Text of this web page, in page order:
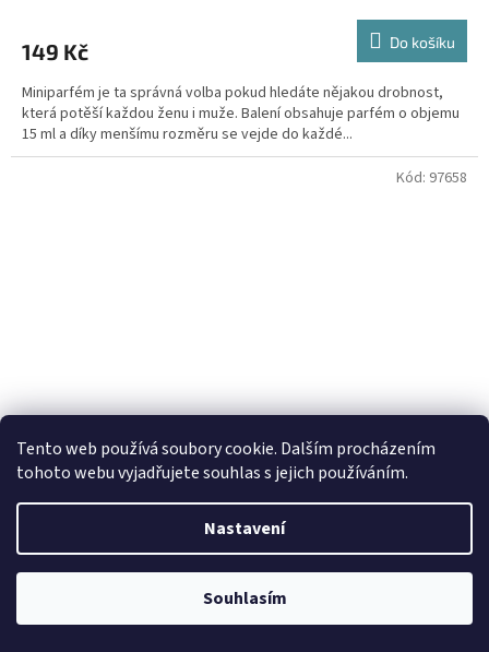
Tento web používá soubory cookie. Dalším procházením
tohoto webu vyjadřujete souhlas s jejich používáním.
Nastavení
Souhlasím
149 Kč Do košíku
Miniparfém je ta správná volba pokud hledáte nějakou drobnost,
která potěší každou ženu i muže. Balení obsahuje parfém o objemu
15 ml a díky menšímu rozměru se vejde do každé...
Yodeyma BLACK ELIXIR 50 ml
Kód: 97658